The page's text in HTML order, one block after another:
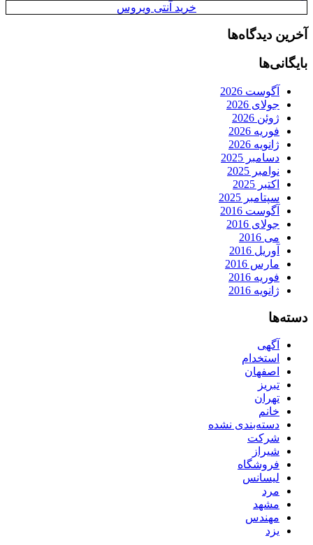
خرید آنتی ویروس
آخرین دیدگاه‌ها
بایگانی‌ها
آگوست 2026
جولای 2026
ژوئن 2026
فوریه 2026
ژانویه 2026
دسامبر 2025
نوامبر 2025
اکتبر 2025
سپتامبر 2025
آگوست 2016
جولای 2016
می 2016
آوریل 2016
مارس 2016
فوریه 2016
ژانویه 2016
دسته‌ها
آگهی
استخدام
اصفهان
تبریز
تهران
خانم
دسته‌بندی نشده
شرکت
شیراز
فروشگاه
لیسانس
مرد
مشهد
مهندس
یزد